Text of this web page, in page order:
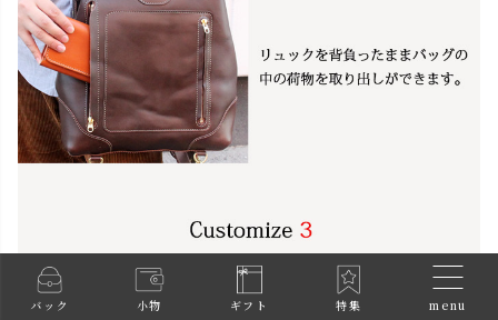
バック 小物 ギフト 特集 menu